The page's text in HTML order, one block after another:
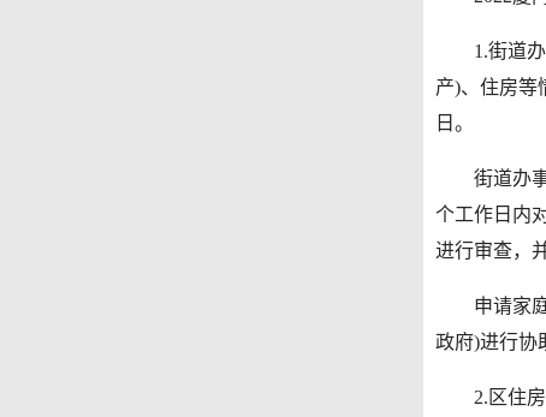
1.街道办
产)、住房等
日。
街道办事
个工作日内
进行审查，
申请家庭
政府)进行协
2.区住房